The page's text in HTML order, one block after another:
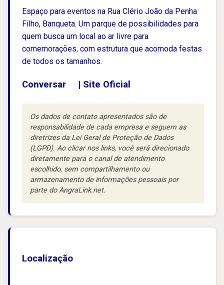
Espaço para eventos na Rua Clério João da Penha
Filho, Banqueta. Um parque de possibilidades para
quem busca um local ao ar livre para
comemorações, com estrutura que acomoda festas
de todos os tamanhos.
Conversar | Site Oficial
Os dados de contato apresentados são de
responsabilidade de cada empresa e seguem as
diretrizes da Lei Geral de Proteção de Dados
(LGPD). Ao clicar nos links, você será direcionado
diretamente para o canal de atendimento
escolhido, sem compartilhamento ou
armazenamento de informações pessoais por
parte do AngraLink.net.
Localização